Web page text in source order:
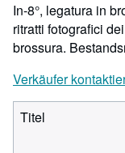
In-8°, legatura in
ritratti fotografici
brossura.
Verkäufer
Titel